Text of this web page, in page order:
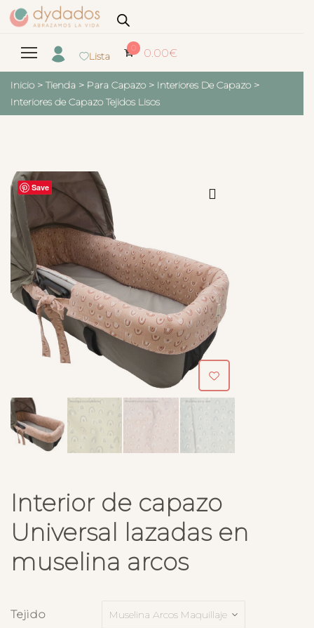
Lista
0 0.00€
Inicio > Tienda > Para Capazo > Interiores De Capazo >
Interiores de Capazo Tejidos Lisos
Save
Interior de capazo
Universal lazadas en
muselina arcos
Tejido